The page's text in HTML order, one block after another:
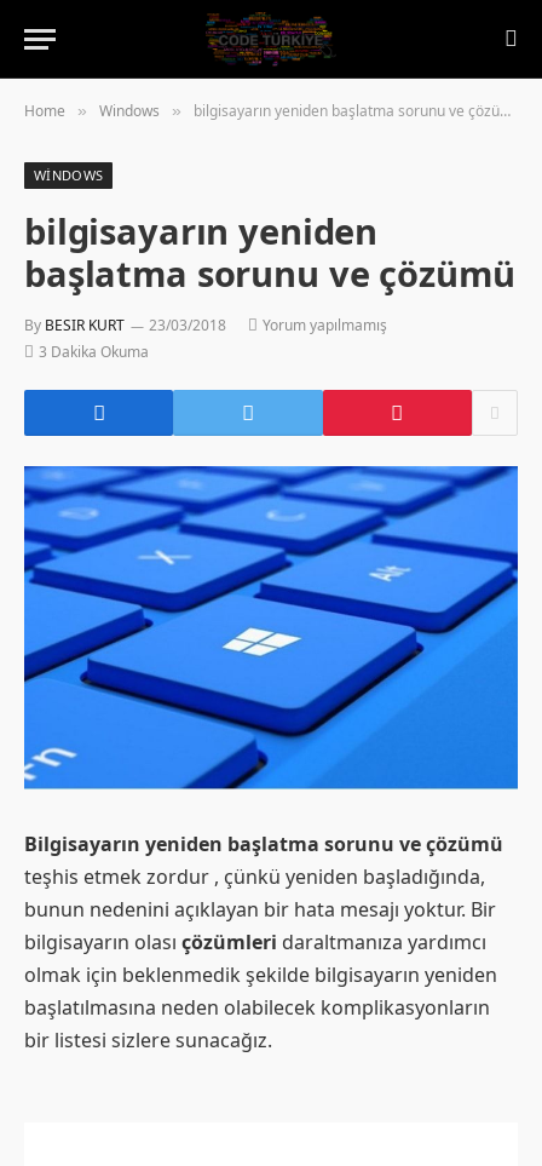
Home » Windows » bilgisayarın yeniden başlatma sorunu ve çözümü
WINDOWS
bilgisayarın yeniden
başlatma sorunu ve çözümü
By BESIR KURT 23/03/2018
Yorum yapılmamış
3 Dakika Okuma
Bilgisayarın yeniden başlatma sorunu ve çözümü
teşhis etmek zordur , çünkü yeniden başladığında,
bunun nedenini açıklayan bir hata mesajı yoktur. Bir
bilgisayarın olası çözümleri daraltmanıza yardımcı
olmak için beklenmedik şekilde bilgisayarın yeniden
başlatılmasına neden olabilecek komplikasyonların
bir listesi sizlere sunacağız.